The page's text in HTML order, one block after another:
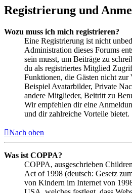
Registrierung und
Wozu muss ich mich registrieren?
Eine Registrierung ist nicht
Administration dieses Forums
sein musst, um Beiträge zu
du als registriertes Mitglied
Funktionen, die Gästen nicht zur
Beispiel Avatarbilder, Private
andere Mitglieder, Beitritt zu
Wir empfehlen dir eine
und dir zahlreiche Vorteile bietet.
Nach oben
Was ist COPPA?
COPPA, ausgeschrieben
Act of 1998 (deutsch: Gesetz
von Kindern im Internet von